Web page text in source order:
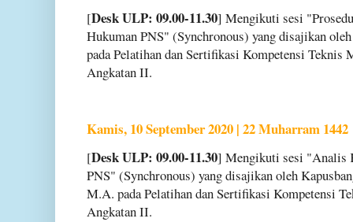
[Desk ULP: 09.00-11.30] Mengikuti sesi
Hukuman PNS" (Synchronous) yang disajikan
pada Pelatihan dan Sertifikasi Kompetensi Teknis
Angkatan II.
Kamis, 10 September 2020 | 22 Muharram 1442
[Desk ULP: 09.00-11.30] Mengikuti sesi "Analis
PNS" (Synchronous) yang disajikan oleh
M.A. pada Pelatihan dan Sertifikasi Kompetensi
Angkatan II.